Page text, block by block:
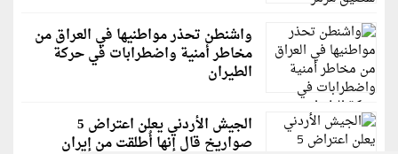
واشنطن تحذر مواطنيها في العراق من
مخاطر أمنية واضطرابات في حركة
الطيران
الجيش الأردني يعلن اعتراض 5
صواريخ قال إنها أُطلقت من إيران